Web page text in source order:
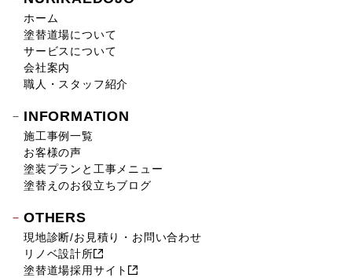
ホーム
塗替道場について
サービスについて
会社案内
職人・スタッフ紹介
INFORMATION
施工事例一覧
お客様の声
塗装プランと工事メニュー
塗替えのお役立ちブログ
OTHERS
現地診断/お見積り・お問い合わせ
リノベ設計所
塗替道場採用サイト